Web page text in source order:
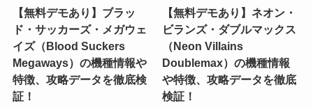
【無料デモあり】ブラッ
ド・サッカーズ・メガウェ
イズ（Blood Suckers
Megaways）の機種情報や
特徴、攻略データを徹底検
証！
【無料デモあり】ネオン・
ビランズ・ダブルマックス
（Neon Villains
Doublemax）の機種情報
や特徴、攻略データを徹底
検証！